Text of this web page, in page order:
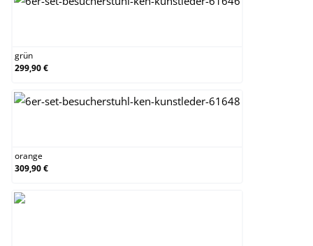
grün
299,90 €
orange
309,90 €